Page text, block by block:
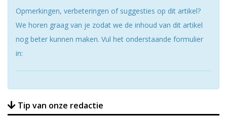
Opmerkingen, verbeteringen of suggesties op dit artikel?
We horen graag van je zodat we de inhoud van dit artikel
nog beter kunnen maken. Vul het onderstaande formulier
in:
Tip van onze redactie